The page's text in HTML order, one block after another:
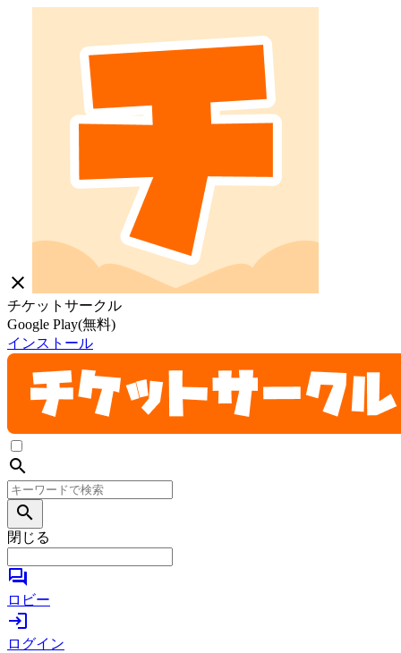
close
チケットサークル
Google Play(無料)
インストール
search
search
閉じる
forum
ロビー
login
ログイン